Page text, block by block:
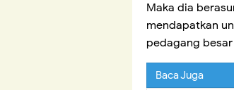
Maka dia
mendapatkan
pedagang
Baca Juga